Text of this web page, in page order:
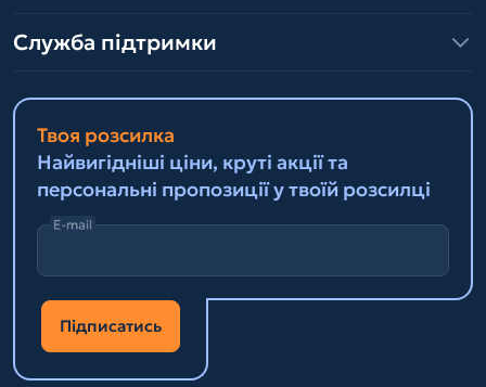
Служба підтримки
Твоя розсилка
Найвигідніші ціни, круті акції та
персональні пропозиції у твоїй розсилці
E-mail
Підписатись